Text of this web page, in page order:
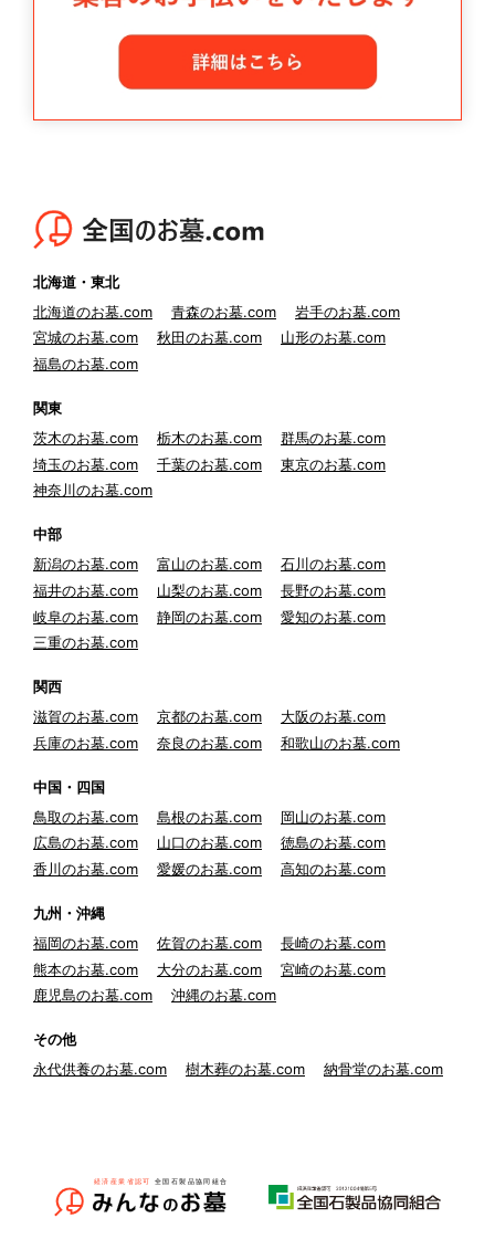
北海道・東北
北海道のお墓.com
青森のお墓.com
岩手のお墓.com
宮城のお墓.com
秋田のお墓.com
山形のお墓.com
福島のお墓.com
関東
茨木のお墓.com
栃木のお墓.com
群馬のお墓.com
埼玉のお墓.com
千葉のお墓.com
東京のお墓.com
神奈川のお墓.com
中部
新潟のお墓.com
富山のお墓.com
石川のお墓.com
福井のお墓.com
山梨のお墓.com
長野のお墓.com
岐阜のお墓.com
静岡のお墓.com
愛知のお墓.com
三重のお墓.com
関西
滋賀のお墓.com
京都のお墓.com
大阪のお墓.com
兵庫のお墓.com
奈良のお墓.com 和歌山のお墓.com
中国・四国
鳥取のお墓.com
島根のお墓.com
岡山のお墓.com
広島のお墓.com
山口のお墓.com
徳島のお墓.com
香川のお墓.com
愛媛のお墓.com 高知のお墓.com
九州・沖縄
福岡のお墓.com
佐賀のお墓.com
長崎のお墓.com
熊本のお墓.com
大分のお墓.com
宮崎のお墓.com
鹿児島のお墓.com
沖縄のお墓.com
その他
永代供養のお墓.com
樹木葬のお墓.com 納骨堂のお墓.com